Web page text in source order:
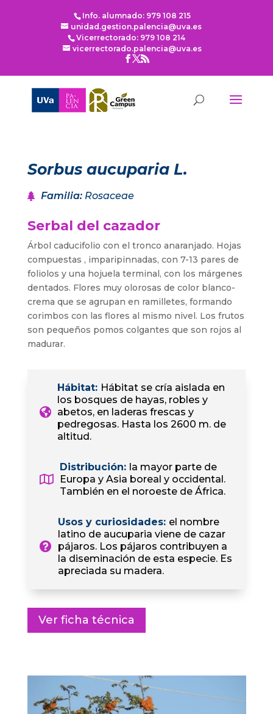
Info. alumnado: 979 108 215
unidad.gestion.palencia@uva.es
Vicerrectorado: 979 108 214
vicerrectorado.palencia@uva.es
Sorbus aucuparia L.
Familia: Rosaceae
Serbal del cazador
Árbol caducifolio con el tronco anaranjado. Hojas
compuestas , imparipinnadas, con 7-13 pares de
foliolos y una hojuela terminal, con los márgenes
dentados. Flores muy olorosas de color blanco-
crema que se agrupan en ramilletes, formando
corimbos con las flores al mismo nivel. Los frutos
son pequeños pomos colgantes que son rojos al
madurar.
Hábitat: Hábitat se cría aislada en
los bosques de hayas, robles y
abetos, en laderas frescas y
pedregosas. Hasta los 2600 m. de
altitud.
Distribución: la mayor parte de
Europa y Asia boreal y occidental.
También en el noroeste de África.
Usos y curiosidades: el nombre
latino de aucuparia viene de cazar
pájaros. Los pájaros contribuyen a
la diseminación de esta especie. Es
apreciada su madera.
Ver ficha técnica